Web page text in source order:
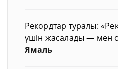
Рекордтар туралы:
үшін жасалады — мен
Ямаль